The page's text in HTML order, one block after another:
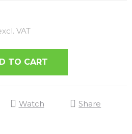
VATMeasure price:
TO CART
Watch Share